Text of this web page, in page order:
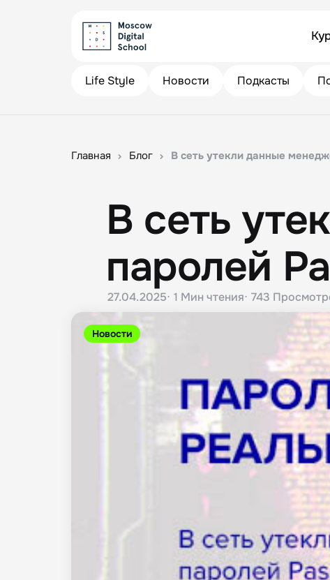
Life Style Новости Подкасты
Главная Блог В сеть утекли данные
Новости
В сеть
паролей
27.04.2025 1 Мин чтения 743